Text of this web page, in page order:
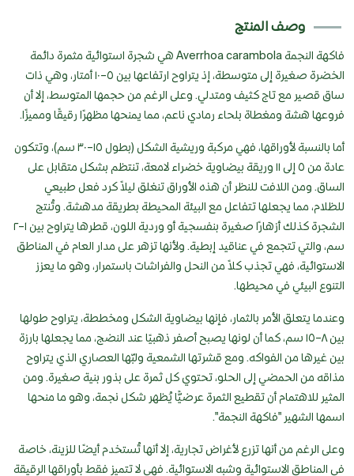
وصف المنتج
فاكهة النجمة Averrhoa carambola هي شجرة استوائية مثمرة دائمة
الخضرة صغيرة إلى متوسطة، إذ يتراوح ارتفاعها بين ٥–١٠ أمتار، وهي ذات
ساق قصير مع تاج كثيف ومتدلي. وعلى الرغم من حجمها المتوسط، إلا أن
فروعها هشة ومغطاة بلحاء رمادي ناعم، مما يمنحها مظهرًا رقيقًا ومميزًا.
أما بالنسبة لأوراقها، فهي مركبة وريشية الشكل (بطول ١٥–٣٠ سم)، وتتكون
عادة من ٥ إلى ١١ وريقة بيضاوية خضراء لامعة، تنتظم بشكل متقابل على
الساق. ومن اللافت للنظر أن هذه الأوراق تنغلق ليلاً كرد فعل طبيعي
للظلام، مما يجعلها تتفاعل مع البيئة المحيطة بطريقة مدهشة. وتُنتج
الشجرة كذلك أزهارًا صغيرة بنفسجية أو وردية اللون، قطرها يتراوح بين ١–٢
سم، والتي تتجمع في عناقيد إبطية. ولأنها تزهر على مدار العام في المناطق
الاستوائية، فهي تجذب كلاً من النحل والفراشات باستمرار، وهو ما يعزز
التنوع البيئي في محيطها.
وعندما يتعلق الأمر بالثمار، فإنها بيضاوية الشكل ومخططة، يتراوح طولها
بين ٨–١٥ سم، كما أن لونها يصبح أصفر ذهبيًا عند النضج، مما يجعلها بارزة
بين غيرها من الفواكه. ومع قشرتها الشمعية ولبّها العصاري الذي يتراوح
مذاقه من الحمضي إلى الحلو، تحتوي كل ثمرة على بذور بنية صغيرة. ومن
المثير للاهتمام أن تقطيع الثمرة عرضيًّا يُظهر شكل نجمة، وهو ما منحها
اسمها الشهير "فاكهة النجمة".
وعلى الرغم من أنها تزرع لأغراض تجارية، إلا أنها تُستخدم أيضًا للزينة، خاصة
في المناطق الاستوائية وشبه الاستوائية. فهي لا تتميز فقط بأوراقها الرقيقة